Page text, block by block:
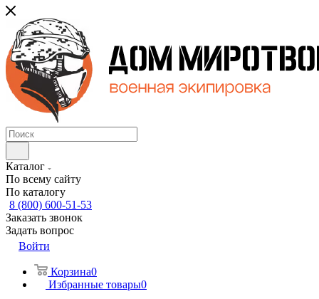
Каталог
По всему сайту
По каталогу
8 (800) 600-51-53
Заказать звонок
Задать вопрос
Войти
Корзина0
Избранные товары0